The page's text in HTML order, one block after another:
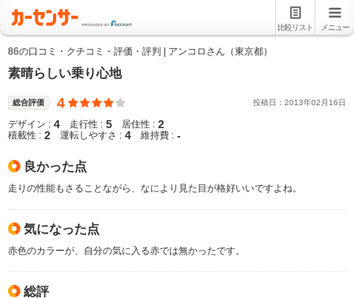
比較リスト メニュー
86の口コミ・クチコミ・評価・評判 | アンコロさん（東京都）
素晴らしい乗り心地
総合評価 4 投稿日： 2013年02 月 16日
デザイン : 4 走行性 : 5 居住性 : 2
積載性 : 2 運転しやすさ : 4 維持費 : -
良かった点
走りの性能もさることながら、なにより見た目が格好いいですよね。
気になった点
赤色のカラーが、自分の気に入る赤では無かったです。
総評